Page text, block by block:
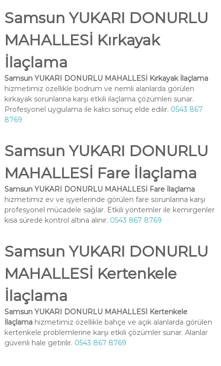
Samsun YUKARI DONURLU
MAHALLESİ Kırkayak
İlaçlama
Samsun YUKARI DONURLU MAHALLESİ Kırkayak İlaçlama
hizmetimiz özellikle bodrum ve nemli alanlarda görülen
kırkayak sorunlarına karşı etkili ilaçlama çözümleri sunar.
Profesyonel uygulama ile kalıcı sonuç elde edilir. 0543 867
8769
Samsun YUKARI DONURLU
MAHALLESİ Fare İlaçlama
Samsun YUKARI DONURLU MAHALLESİ Fare İlaçlama
hizmetimiz ev ve işyerlerinde görülen fare sorunlarına karşı
profesyonel mücadele sağlar. Etkili yöntemler ile kemirgenler
kısa sürede kontrol altına alınır. 0543 867 8769
Samsun YUKARI DONURLU
MAHALLESİ Kertenkele
İlaçlama
Samsun YUKARI DONURLU MAHALLESİ Kertenkele
İlaçlamahizmetimiz özellikle bahçe ve açık alanlarda görülen
kertenkele problemlerine karşı etkili çözümler sunar. Alanlar
güvenli hale getirilir. 0543 867 8769